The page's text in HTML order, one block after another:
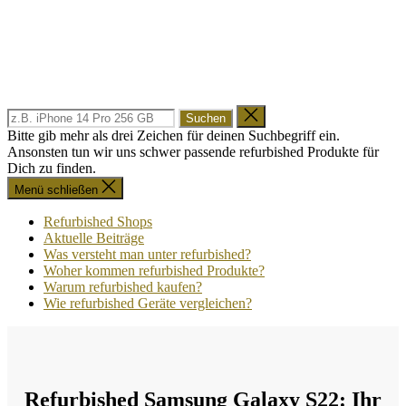
refurbished.kaufen
Suche
nach:
Suche
schließen
Bitte gib mehr als drei Zeichen für deinen Suchbegriff ein.
Ansonsten tun wir uns schwer passende refurbished Produkte für
Dich zu finden.
Menü schließen
Refurbished Shops
Aktuelle Beiträge
Was versteht man unter refurbished?
Woher kommen refurbished Produkte?
Warum refurbished kaufen?
Wie refurbished Geräte vergleichen?
Refurbished Samsung Galaxy S22: Ihr